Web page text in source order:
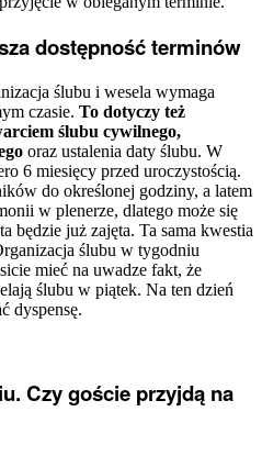
dostępność terminów
ślubu i wesela wymaga
czasie. To dotyczy też
ślubu cywilnego,
oraz ustalenia daty ślubu. W
6 miesięcy przed uroczystością.
do określonej godziny, a latem
w plenerze, dlatego może się
będzie już zajęta. Ta sama kwestia
ślubu w tygodniu
mieć na uwadze fakt, że
ślubu w piątek. Na ten dzień
dyspensę.
Czy goście przyjdą na